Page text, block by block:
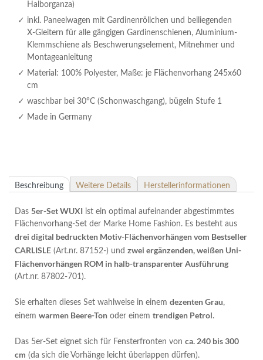
Halborganza)
inkl. Paneelwagen mit Gardinenröllchen und beiliegenden
X-Gleitern für alle gängigen Gardinenschienen, Aluminium-
Klemmschiene als Beschwerungselement, Mitnehmer und
Montageanleitung
Material: 100% Polyester, Maße: je Flächenvorhang 245x60
cm
waschbar bei 30°C (Schonwaschgang), bügeln Stufe 1
Made in Germany
Beschreibung Weitere Details Herstellerinformationen
Das 5er-Set WUXI ist ein optimal aufeinander abgestimmtes
Flächenvorhang-Set der Marke Home Fashion. Es besteht aus
drei digital bedruckten Motiv-Flächenvorhängen vom Bestseller
CARLISLE (Art.nr. 87152-) und zwei ergänzenden, weißen Uni-
Flächenvorhängen ROM in halb-transparenter Ausführung
(Art.nr. 87802-701).
Sie erhalten dieses Set wahlweise in einem dezenten Grau,
einem warmen Beere-Ton oder einem trendigen Petrol.
Das 5er-Set eignet sich für Fensterfronten von ca. 240 bis 300
cm (da sich die Vorhänge leicht überlappen dürfen).